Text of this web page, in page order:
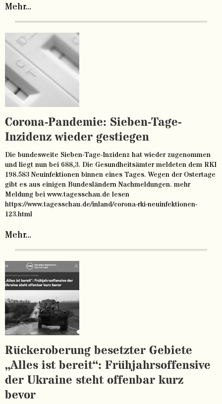
Mehr...
Corona-Pandemie: Sieben-Tage-
Inzidenz wieder gestiegen
Die bundesweite Sieben-Tage-Inzidenz hat wieder zugenommen
und liegt nun bei 688,3. Die Gesundheitsämter meldeten dem RKI
198.583 Neuinfektionen binnen eines Tages. Wegen der Ostertage
gibt es aus einigen Bundesländern Nachmeldungen. mehr
Meldung bei www.tagesschau.de lesen
https://www.tagesschau.de/inland/corona-rki-neuinfektionen-
123.html
Mehr...
Rückeroberung besetzter Gebiete
„Alles ist bereit“: Frühjahrsoffensive
der Ukraine steht offenbar kurz
bevor